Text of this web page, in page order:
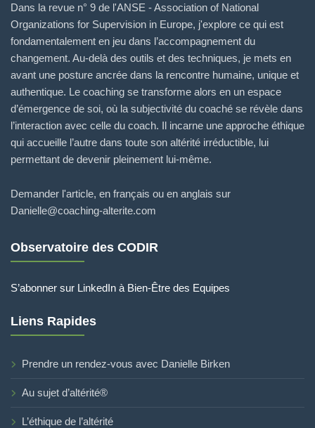
Dans la revue n° 9 de l'ANSE - Association of National
Organizations for Supervision in Europe, j'explore ce qui est
fondamentalement en jeu dans l’accompagnement du
changement. Au-delà des outils et des techniques, je mets en
avant une posture ancrée dans la rencontre humaine, unique et
authentique. Le coaching se transforme alors en un espace
d’émergence de soi, où la subjectivité du coaché se révèle dans
l’interaction avec celle du coach. Il incarne une approche éthique
qui accueille l’autre dans toute son altérité irréductible, lui
permettant de devenir pleinement lui-même.
Demander l'article, en français ou en anglais sur
Danielle@coaching-alterite.com
Observatoire des CODIR
S’abonner sur LinkedIn à Bien-Être des Equipes
Liens Rapides
Prendre un rendez-vous avec Danielle Birken
Au sujet d’altérité®
L’éthique de l’altérité